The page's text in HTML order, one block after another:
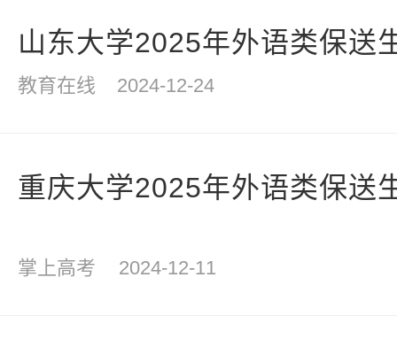
山东大学2025年外语类保送
教育在线 2024-12-24
重庆大学2025年外语类保送
掌上高考 2024-12-11